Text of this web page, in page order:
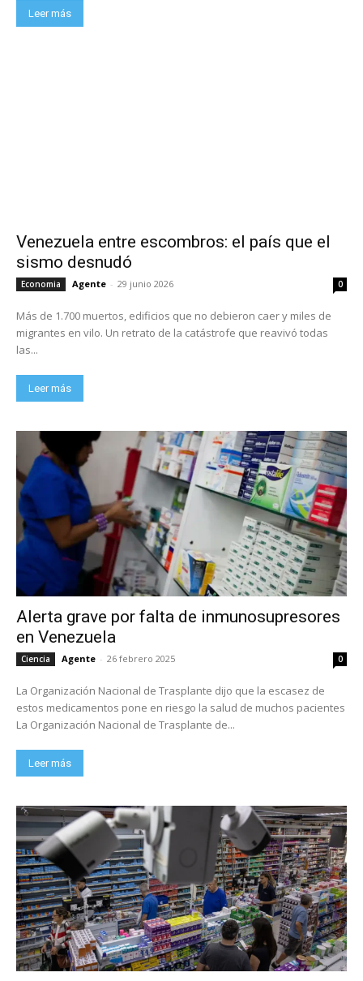
Leer más
Venezuela entre escombros: el país que el
sismo desnudó
Economia Agente - 29 junio 2026 0
Más de 1.700 muertos, edificios que no debieron caer y miles de
migrantes en vilo. Un retrato de la catástrofe que reavivó todas
las...
Leer más
Alerta grave por falta de inmunosupresores
en Venezuela
Ciencia Agente - 26 febrero 2025 0
La Organización Nacional de Trasplante dijo que la escasez de
estos medicamentos pone en riesgo la salud de muchos pacientes
La Organización Nacional de Trasplante de...
Leer más